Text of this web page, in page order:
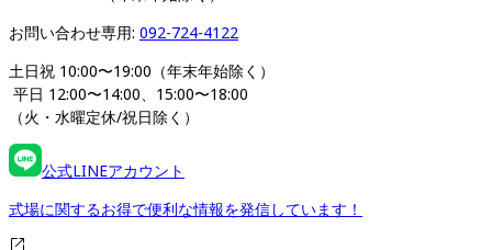
お問い合わせ専用: 092-724-4122
土日祝 10:00〜19:00（年末年始除く）
平日 12:00〜14:00、15:00〜18:00
（火・水曜定休/祝日除く）
公式LINEアカウント
式場に関するお得で便利な情報を発信しています！